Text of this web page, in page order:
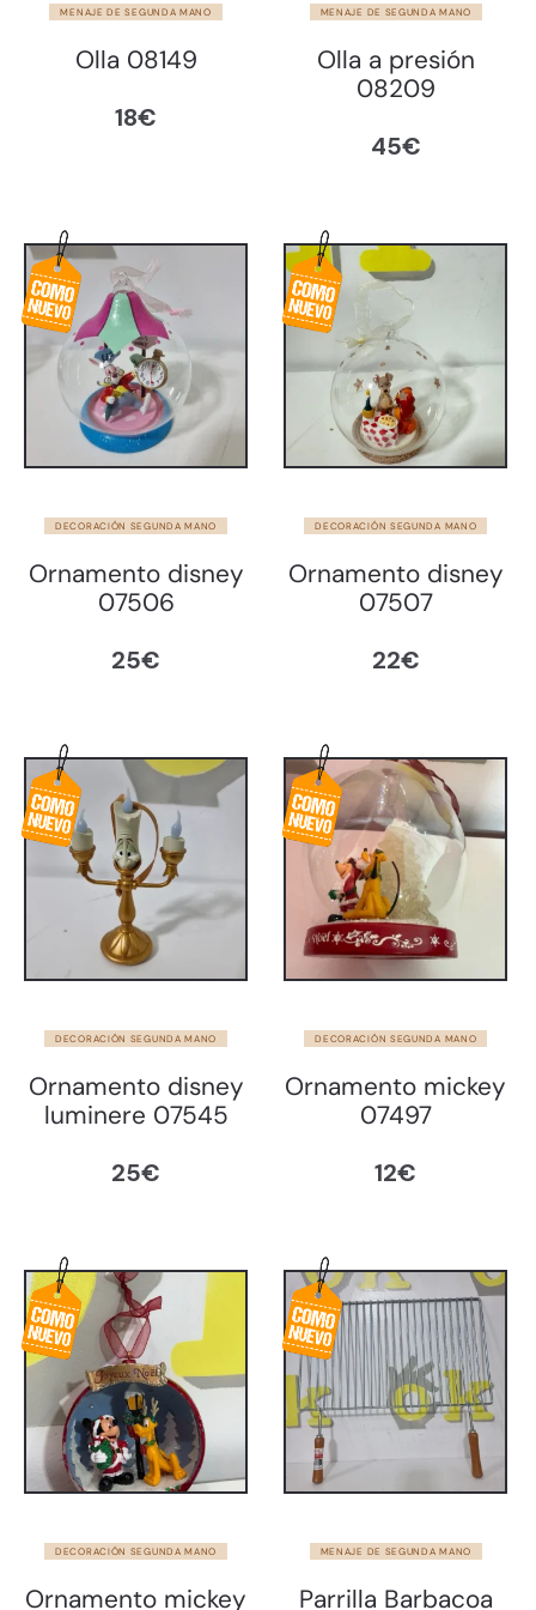
MENAJE DE SEGUNDA MANO
Olla 08149
18€
MENAJE DE SEGUNDA MANO
Olla a presión
08209
45€
DECORACIÓN SEGUNDA MANO
Ornamento disney
07506
25€
DECORACIÓN SEGUNDA MANO
Ornamento disney
07507
22€
DECORACIÓN SEGUNDA MANO
Ornamento disney
luminere 07545
25€
DECORACIÓN SEGUNDA MANO
Ornamento mickey
07497
12€
DECORACIÓN SEGUNDA MANO
Ornamento mickey
MENAJE DE SEGUNDA MANO
Parrilla Barbacoa